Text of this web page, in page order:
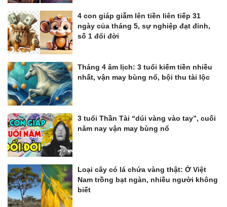
4 con giáp giẫm lên tiền liên tiếp 31
ngày của tháng 5, sự nghiệp đạt đỉnh,
số 1 đổi đời
Tháng 4 âm lịch: 3 tuổi kiếm tiền nhiều
nhất, vận may bùng nổ, bội thu tài lộc
3 tuổi Thần Tài “dúi vàng vào tay”, cuối
năm nay vận may bùng nổ
Loại cây có lá chứa vàng thật: Ở Việt
Nam trồng bạt ngàn, nhiều người không
biết